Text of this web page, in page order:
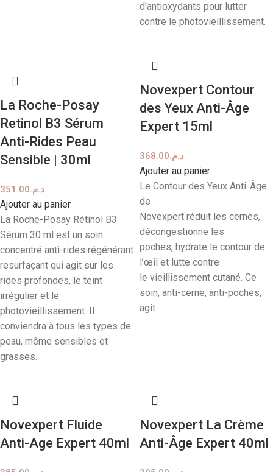
d'antioxydants pour lutter
contre le photovieillissement.
La Roche-Posay
Retinol B3 Sérum
Anti-Rides Peau
Sensible | 30ml
د.م.351.00
Ajouter au panier
La Roche-Posay Rétinol B3
Sérum 30 ml est un soin
concentré anti-rides régénérant
resurfaçant qui agit sur les
rides profondes, le teint
irrégulier et le
photovieillissement. Il
conviendra à tous les types de
peau, même sensibles et
grasses.
Novexpert Contour
des Yeux Anti-Âge
Expert 15ml
د.م.368.00
Ajouter au panier
Le Contour des Yeux Anti-Âge
de
Novexpert réduit les cernes,
décongestionne les
poches, hydrate le contour de
l’œil et lutte contre
le vieillissement cutané. Ce
soin, anti-cerne, anti-poches,
agit
Novexpert Fluide
Anti-Age Expert 40ml
Novexpert La Crème
Anti-Âge Expert 40ml